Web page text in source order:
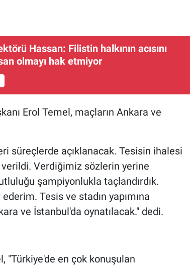
Hassan: Filistin halkının acısını
olmayı hak etmiyor
Erol Temel, maçların Ankara ve
süreçlerde açıklanacak. Tesisin ihalesi
verildi. Verdiğimiz sözlerin yerine
şampiyonlukla taçlandırdık.
Tesis ve stadın yapımına
ve İstanbul'da oynatılacak." dedi.
"Türkiye'de en çok konuşulan